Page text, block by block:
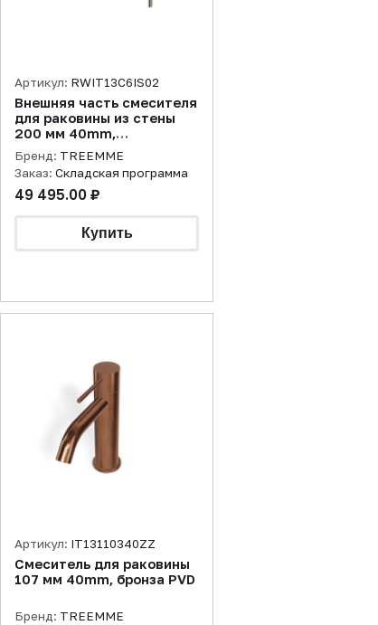
Артикул: RWIT13C6IS02
Внешняя часть смесителя
для раковины из стены
200 мм 40mm,
нержавеющая сталь
брашированная
Бренд: TREEMME
Заказ: Складская программа
49 495.00 ₽
Артикул: IT13110340ZZ
Смеситель для раковины
107 мм 40mm, бронза PVD
Бренд: TREEMME